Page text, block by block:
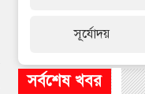
সূর্যোদয়
সর্বশেষ খবর